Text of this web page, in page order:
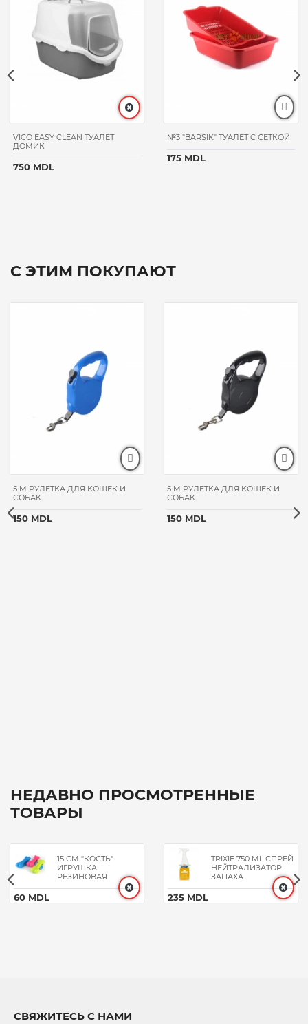
VICO EASY CLEAN ТУАЛЕТ
ДОМИК
750 MDL
№3 "BARSIK" ТУАЛЕТ С СЕТКОЙ
175 MDL
С ЭТИМ ПОКУПАЮТ
5 M РУЛЕТКА ДЛЯ КОШЕК И
СОБАК
150 MDL
5 M РУЛЕТКА ДЛЯ КОШЕК И
СОБАК
150 MDL
НЕДАВНО ПРОСМОТРЕННЫЕ
ТОВАРЫ
15 CM "КОСТЬ"
ИГРУШКА
РЕЗИНОВАЯ
60 MDL
TRIXIE 750 ML СПРЕЙ
НЕЙТРАЛИЗАТОР
ЗАПАХА
235 MDL
СВЯЖИТЕСЬ С НАМИ